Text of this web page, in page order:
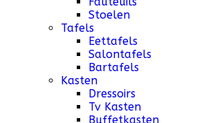
Stoelen
Tafels
Eettafels
Salontafels
Bartafels
Kasten
Dressoirs
Tv Kasten
Buffetkasten